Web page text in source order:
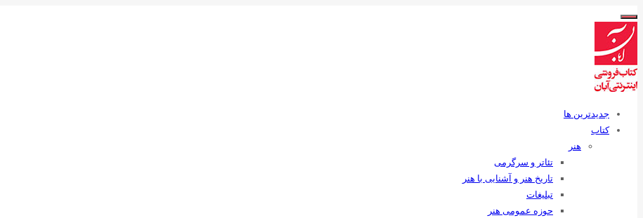
جدیدترین ها
کتاب
هنر
تئاتر و سرگرمی
تاریخ هنر و آشنایی با هنر
تبلیغات
حوزه عمومی هنر